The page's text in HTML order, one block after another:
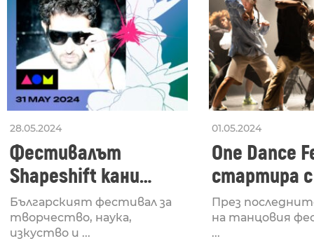
28.05.2024
Фестивалът
Shapeshift кани
Fabrizio Mammarella
за откриването си
Българският фестивал за
творчество, наука,
изкуство и ...
01.05.2024
One Dance
стартира
Lucid,
рейв
През
на танцовия
...